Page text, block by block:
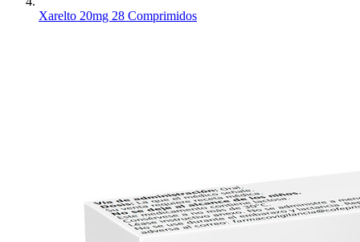
Xarelto 20mg 28 Comprimidos